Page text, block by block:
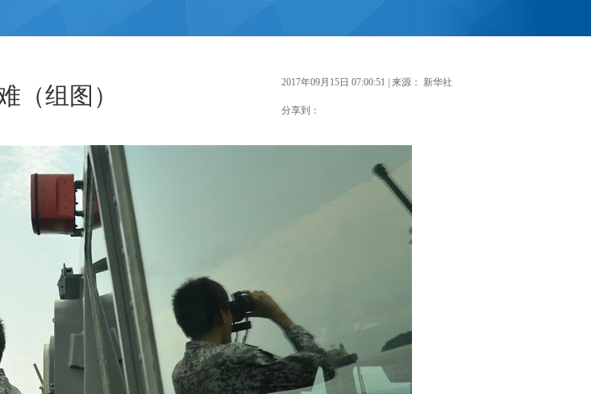
（组图） 2017年09月15日 07:00:51 | 来源： 新华社
分享到：